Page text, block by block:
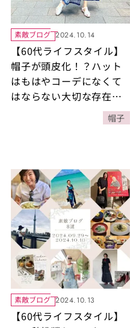
素敵ブログ 2024.10.14
【60代ライフスタイル】
帽子が頭皮化！？ハット
はもはやコーデになくて
はならない大切な存在で
帽子
素敵ブログ 2024.10.13
【60代ライフスタイル】